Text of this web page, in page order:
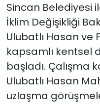
Sincan Belediyesi
İklim Değişikliği
Ulubatlı Hasan
kapsamlı kentsel
başladı. Çalışma
Ulubatlı Hasan
uzlaşma